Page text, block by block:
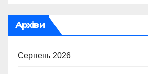
Архіви
Серпень 2026